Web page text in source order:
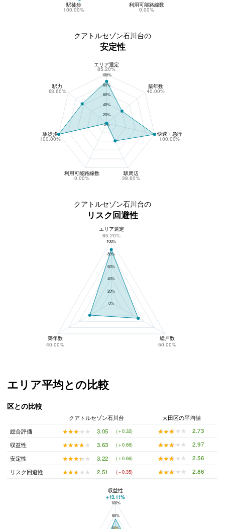
駅徒歩
100.00%
利用可能路線数
0.00%
クアトルセゾン石川台の
安定性
100%
80%
60%
40%
20%
0%
エリア選定
85.20%
駅力
63.60%
駅徒歩
100.00%
利用可能路線数
0.00%
駅周辺
39.60%
快速・急行
100.00%
築年数
40.00%
クアトルセゾン石川台の
リスク回避性
クアトルセゾン石川台のリスク回避性
100%
80%
60%
40%
20%
0%
エリア選定
85.20%
築年数
40.00%
総戸数
50.00%
エリア平均との比較
区との比較
クアトルセゾン石川台
大田区の平均値
総合評価
★★★★★
★★★★★ 3.05 (＋0.32) ★★★★★
★★★★★
2.73
収益性
★★★★★
★★★★★ 3.63 (＋0.66) ★★★★★
★★★★★
2.97
安定性
★★★★★
★★★★★ 3.22 (＋0.66) ★★★★★
★★★★★
2.56
リスク回避性
★★★★★
★★★★★ 2.51 (－0.35) ★★★★★
★★★★★ 2.86
クアトルセゾン石川台と大田区の平均値の総合評価の比較
100%
80%
60%
収益性
+13.11%